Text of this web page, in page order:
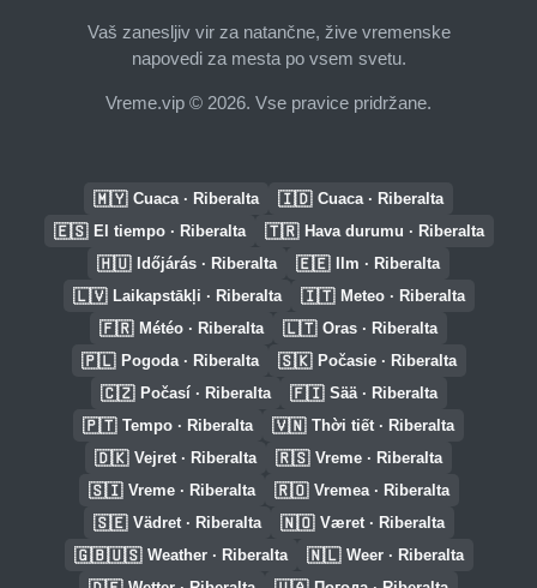
Vaš zanesljiv vir za natančne, žive vremenske
napovedi za mesta po vsem svetu.
Vreme.vip © 2026. Vse pravice pridržane.
🇲🇾 Cuaca · Riberalta 🇮🇩 Cuaca · Riberalta
🇪🇸 El tiempo · Riberalta 🇹🇷 Hava durumu · Riberalta
🇭🇺 Időjárás · Riberalta 🇪🇪 Ilm · Riberalta
🇱🇻 Laikapstākļi · Riberalta 🇮🇹 Meteo · Riberalta
🇫🇷 Météo · Riberalta 🇱🇹 Oras · Riberalta
🇵🇱 Pogoda · Riberalta 🇸🇰 Počasie · Riberalta
🇨🇿 Počasí · Riberalta 🇫🇮 Sää · Riberalta
🇵🇹 Tempo · Riberalta 🇻🇳 Thời tiết · Riberalta
🇩🇰 Vejret · Riberalta 🇷🇸 Vreme · Riberalta
🇸🇮 Vreme · Riberalta 🇷🇴 Vremea · Riberalta
🇸🇪 Vädret · Riberalta 🇳🇴 Været · Riberalta
🇬🇧🇺🇸 Weather · Riberalta 🇳🇱 Weer · Riberalta